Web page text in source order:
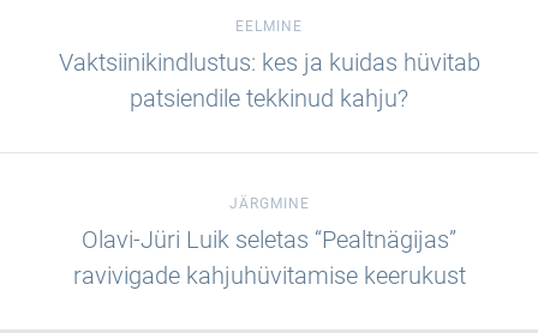
EELMINE
Vaktsiinikindlustus: kes ja kuidas hüvitab
patsiendile tekkinud kahju?
JÄRGMINE
Olavi-Jüri Luik seletas “Pealtnägijas”
ravivigade kahjuhüvitamise keerukust